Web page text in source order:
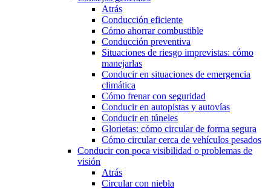
Atrás
Conducción eficiente
Cómo ahorrar combustible
Conducción preventiva
Situaciones de riesgo imprevistas: cómo
manejarlas
Conducir en situaciones de emergencia
climática
Cómo frenar con seguridad
Conducir en autopistas y autovías
Conducir en túneles
Glorietas: cómo circular de forma segura
Cómo circular cerca de vehículos pesados
Conducir con poca visibilidad o problemas de
visión
Atrás
Circular con niebla